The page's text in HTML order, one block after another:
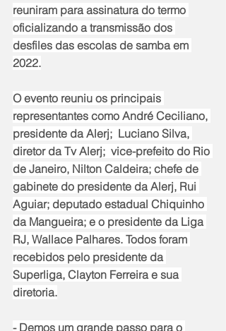
reuniram para assinatura do termo
oficializando a transmissão dos
desfiles das escolas de samba em
2022.
O evento reuniu os principais
representantes como André Ceciliano,
presidente da Alerj;  Luciano Silva,
diretor da Tv Alerj;  vice-prefeito do Rio
de Janeiro, Nilton Caldeira; chefe de
gabinete do presidente da Alerj, Rui
Aguiar; deputado estadual Chiquinho
da Mangueira; e o presidente da Liga
RJ, Wallace Palhares. Todos foram
recebidos pelo presidente da
Superliga, Clayton Ferreira e sua
diretoria.
- Demos um grande passo para o